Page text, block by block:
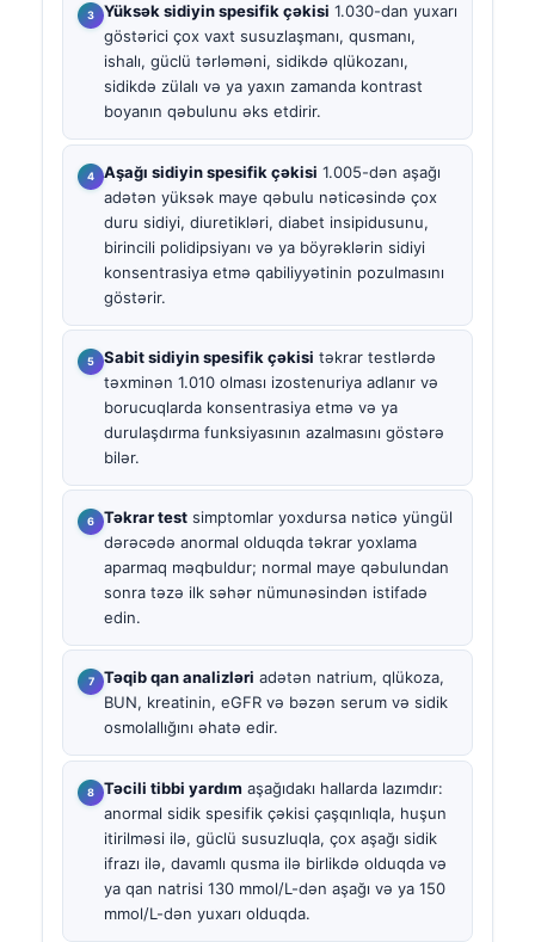
Yüksək sidiyin spesifik çəkisi 1.030-dan yuxarı
göstərici çox vaxt susuzlaşmanı, qusmanı,
ishalı, güclü tərləməni, sidikdə qlükozanı,
sidikdə zülalı və ya yaxın zamanda kontrast
boyanın qəbulunu əks etdirir.
Aşağı sidiyin spesifik çəkisi 1.005-dən aşağı
adətən yüksək maye qəbulu nəticəsində çox
duru sidiyi, diuretikləri, diabet insipidusunu,
birincili polidipsiyanı və ya böyrəklərin sidiyi
konsentrasiya etmə qabiliyyətinin pozulmasını
göstərir.
Sabit sidiyin spesifik çəkisi təkrar testlərdə
təxminən 1.010 olması izostenuriya adlanır və
borucuqlarda konsentrasiya etmə və ya
durulaşdırma funksiyasının azalmasını göstərə
bilər.
Təkrar test simptomlar yoxdursa nəticə yüngül
dərəcədə anormal olduqda təkrar yoxlama
aparmaq məqbuldur; normal maye qəbulundan
sonra təzə ilk səhər nümunəsindən istifadə
edin.
Təqib qan analizləri adətən natrium, qlükoza,
BUN, kreatinin, eGFR və bəzən serum və sidik
osmolallığını əhatə edir.
Təcili tibbi yardım aşağıdakı hallarda lazımdır:
anormal sidik spesifik çəkisi çaşqınlıqla, huşun
itirilməsi ilə, güclü susuzluqla, çox aşağı sidik
ifrazı ilə, davamlı qusma ilə birlikdə olduqda və
ya qan natrisi 130 mmol/L-dən aşağı və ya 150
mmol/L-dən yuxarı olduqda.